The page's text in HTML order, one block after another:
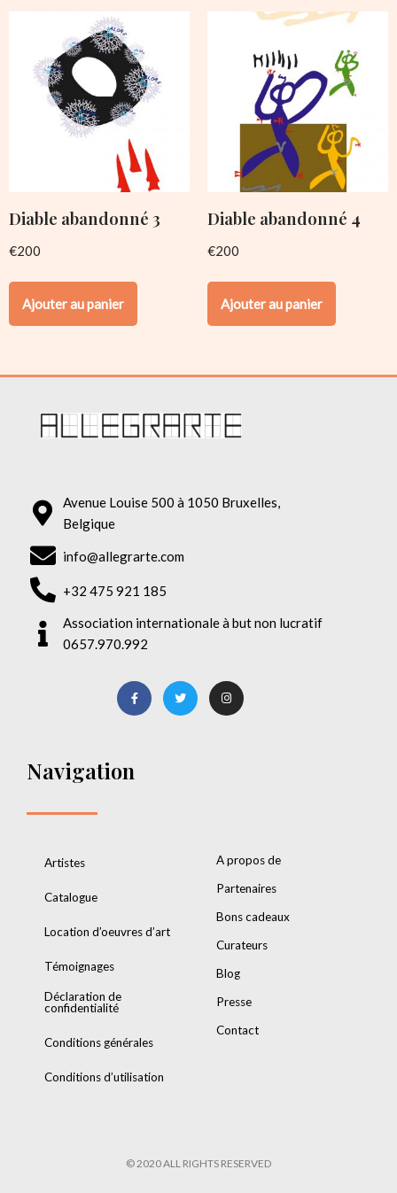
Diable abandonné 3
€200
Ajouter au panier
Diable abandonné 4
€200
Ajouter au panier
Avenue Louise 500 à 1050 Bruxelles,
Belgique
info@allegrarte.com
+32 475 921 185
Association internationale à but non lucratif
0657.970.992
Navigation
Artistes
Catalogue
Location d’oeuvres d’art
Témoignages
Déclaration de
confidentialité
Conditions générales
Conditions d’utilisation
A propos de
Partenaires
Bons cadeaux
Curateurs
Blog
Presse
Contact
© 2020 ALL RIGHTS RESERVED